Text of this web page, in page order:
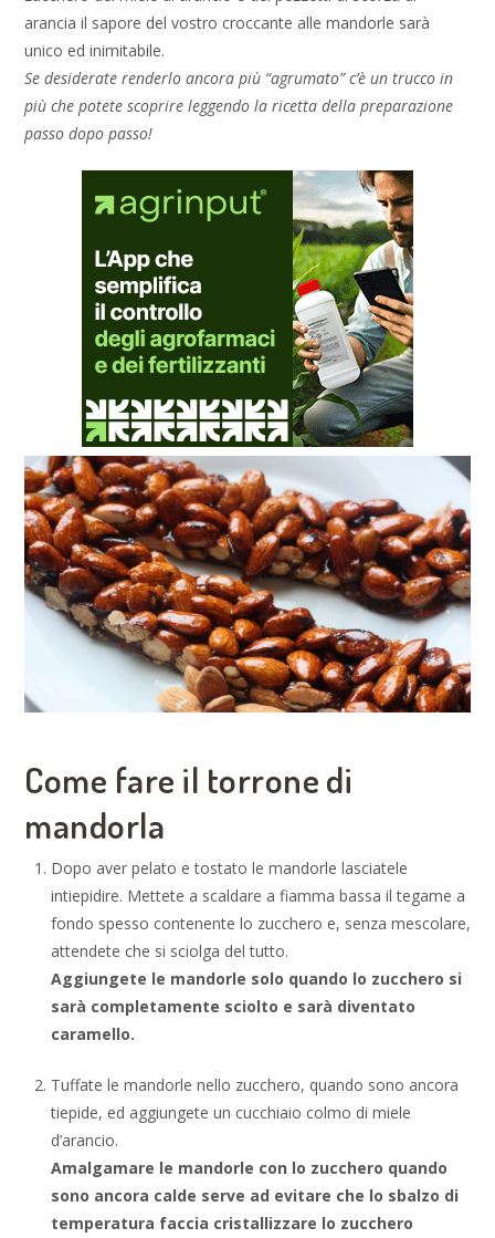
arancia il sapore del vostro croccante alle mandorle sarà
unico ed inimitabile.
Se desiderate renderlo ancora più “agrumato” c’è un trucco in
più che potete scoprire leggendo la ricetta della preparazione
passo dopo passo!
Come fare il torrone di
mandorla
Dopo aver pelato e tostato le mandorle lasciatele
intiepidire. Mettete a scaldare a fiamma bassa il tegame a
fondo spesso contenente lo zucchero e, senza mescolare,
attendete che si sciolga del tutto.
Aggiungete le mandorle solo quando lo zucchero si
sarà completamente sciolto e sarà diventato
caramello.
Tuffate le mandorle nello zucchero, quando sono ancora
tiepide, ed aggiungete un cucchiaio colmo di miele
d’arancio.
Amalgamare le mandorle con lo zucchero quando
sono ancora calde serve ad evitare che lo sbalzo di
temperatura faccia cristallizzare lo zucchero